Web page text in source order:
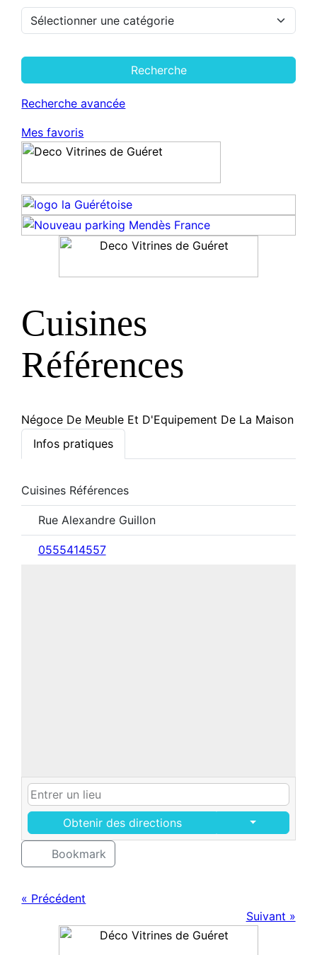
Recherche
Recherche avancée
Mes favoris
Cuisines
Références
Négoce De Meuble Et D'Equipement De La Maison
Infos pratiques
Cuisines Références
Rue Alexandre Guillon
0555414557
Obtenir des directions
Bookmark
« Précédent
Suivant »